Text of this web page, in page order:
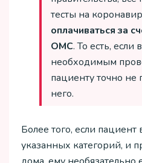
тесты на
оплачиваться за
ОМС. То есть, если
необходимым
пациенту точно не
него.
Более того, если пациент
указанных категорий, и